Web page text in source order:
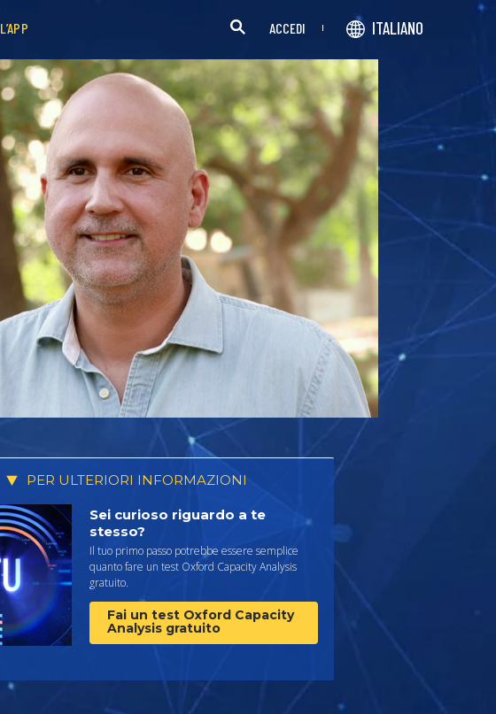
L’APP ACCEDI ITALIANO
PER ULTERIORI INFORMAZIONI
Sei curioso riguardo a te
stesso?
Il tuo primo passo potrebbe essere semplice
quanto fare un test Oxford Capacity Analysis
gratuito.
Fai un test Oxford Capacity
Analysis gratuito